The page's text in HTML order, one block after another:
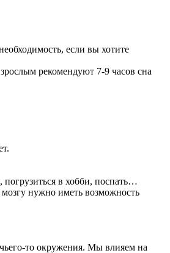
если вы хотите
рекомендуют 7-9 часов сна
в хобби, поспать…
нужно иметь возможность
то окружения. Мы влияем на